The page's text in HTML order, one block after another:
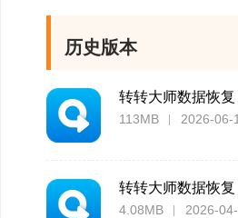
本地数据
数据恢复
私不泄露，
历史版本
转转大师数据恢复
113MB 2026-
转转大师数据恢复
4.08MB 2026-